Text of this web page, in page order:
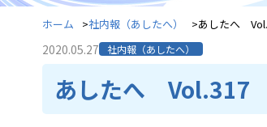
ホーム 社内報（あしたへ） あしたへ
2020.05.27 社内報（あしたへ）
あしたへ Vol.317